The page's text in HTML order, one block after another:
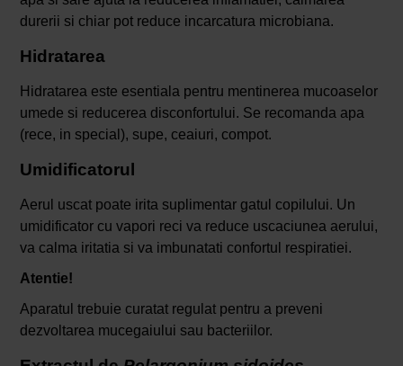
durerii si chiar pot reduce incarcatura microbiana.
Hidratarea
Hidratarea este esentiala pentru mentinerea mucoaselor
umede si reducerea disconfortului. Se recomanda apa
(rece, in special), supe, ceaiuri, compot.
Umidificatorul
Aerul uscat poate irita suplimentar gatul copilului. Un
umidificator cu vapori reci va reduce uscaciunea aerului,
va calma iritatia si va imbunatati confortul respiratiei.
Atentie!
Aparatul trebuie curatat regulat pentru a preveni
dezvoltarea mucegaiului sau bacteriilor.